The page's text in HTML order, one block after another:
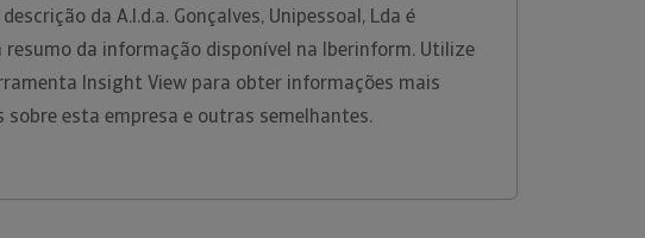
da A.l.d.a. Gonçalves, Unipessoal, Lda é
resumo da informação disponível na Iberinform. Utilize
Insight View para obter informações mais
sobre esta empresa e outras semelhantes.